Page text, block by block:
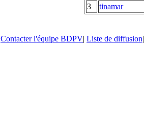
3
tinamar
Contacter l'équipe BDPV| Liste de diffusion